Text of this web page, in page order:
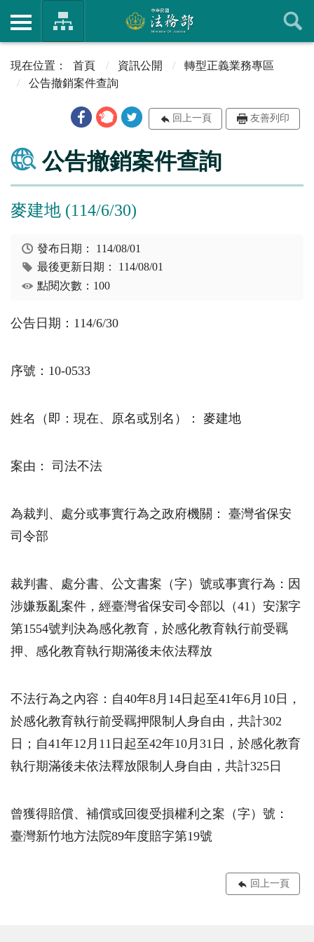
首頁 資訊公開
轉型正義業務專區
公告撤銷案件查詢
回上一頁 友善列印
公告撤銷案件查詢
麥建地 (114/6/30)
發布日期： 114/08/01
最後更新日期： 114/08/01
點閱次數：100
公告日期： 114/6/30
序號：10-0533
姓名（即：現在、原名或別名）： 麥建地
案由： 司法不法
為裁判、處分或事實行為之政府機關： 臺灣省保安
司令部
裁判書、處分書、公文書案（字）號或事實行為：因
涉嫌叛亂案件，經臺灣省保安司令部以（41）安潔字
第1554號判決為感化教育，於感化教育執行前受羈
押、感化教育執行期滿後未依法釋放
不法行為之內容：自40年8月14日起至41年6月10日，
於感化教育執行前受羈押限制人身自由，共計302
日；自41年12月11日起至42年10月31日，於感化教育
執行期滿後未依法釋放限制人身自由，共計325日
曾獲得賠償、補償或回復受損權利之案（字）號：
臺灣新竹地方法院89年度賠字第19號
回上一頁